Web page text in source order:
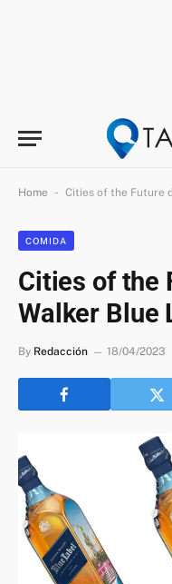
Home - Cities of the Future
COMIDA
Cities of the
Walker Blue
By Redacción 18/04/2023